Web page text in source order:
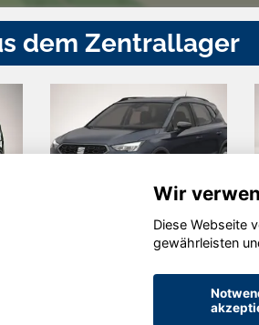
dem Zentrallager
Volkswagen
Wir
Diese Webseite
gewährleisten